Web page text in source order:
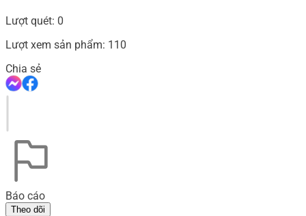
Lượt quét: 0
Lượt xem sản phẩm: 110
Chia sẻ
Báo cáo
Theo dõi